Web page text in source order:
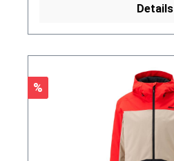
Details
Rabatt
%